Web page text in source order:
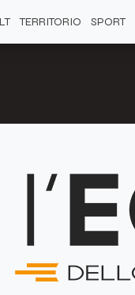
TERRITORIO SPORT